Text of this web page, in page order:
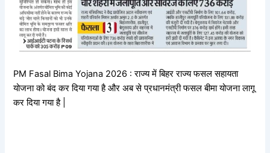
PM Fasal Bima Yojana 2026 : राज्य में बिहर राज्य फसल सहायता
योजना को बंद कर दिया गया है और अब से प्रधानमंत्री फसल बीमा योजना लागू
कर दिया गया है |